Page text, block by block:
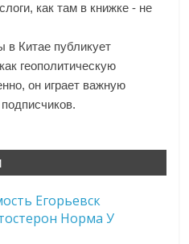
как там в книжке - не
Китае публикует
геополитическую
он играет важную
Егорьевск
Норма У